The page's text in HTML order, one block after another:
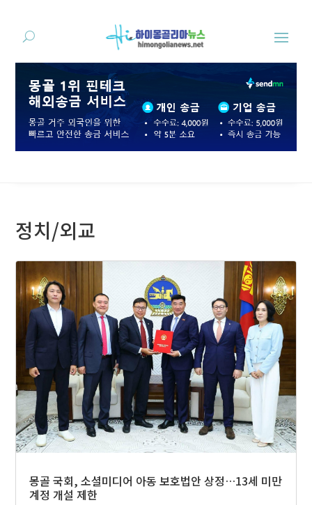
정치/외교
몽골 국회, 소셜미디어 아동 보호법안 상정…13세 미만
계정 개설 제한